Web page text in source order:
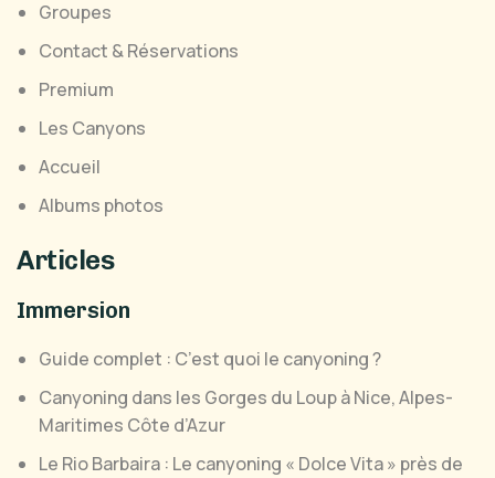
Groupes
Contact & Réservations
Premium
Les Canyons
Accueil
Albums photos
Articles
Immersion
Guide complet : C’est quoi le canyoning ?
Canyoning dans les Gorges du Loup à Nice, Alpes-
Maritimes Côte d’Azur
Le Rio Barbaira : Le canyoning « Dolce Vita » près de